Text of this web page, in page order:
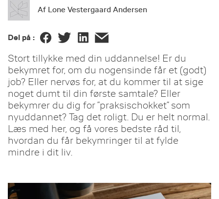
Af Lone Vestergaard Andersen
Del på :
Stort tillykke med din uddannelse! Er du
bekymret for, om du nogensinde får et (godt)
job? Eller nervøs for, at du kommer til at sige
noget dumt til din første samtale? Eller
bekymrer du dig for ”praksischokket” som
nyuddannet? Tag det roligt. Du er helt normal.
Læs med her, og få vores bedste råd til,
hvordan du får bekymringer til at fylde
mindre i dit liv.